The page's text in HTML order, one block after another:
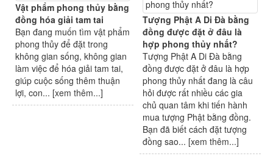
Vật phẩm phong thủy bằng
đồng hóa giải tam tai
Bạn đang muốn tìm vật phẩm
phong thủy để đặt trong
không gian sống, không gian
làm việc để hóa giải tam tai,
giúp cuộc sống thêm thuận
lợi, con... [xem thêm...]
Tượng Phật A Di Đà bằng
đồng được đặt ở đâu là
hợp phong thủy nhất?
Tượng Phật A Di Đà bằng
đồng được đặt ở đâu là hợp
phong thủy nhất đang là câu
hỏi được rất nhiều các gia
chủ quan tâm khi tiến hành
mua tượng Phật bằng đồng.
Bạn đã biết cách đặt tượng
đồng sao... [xem thêm...]